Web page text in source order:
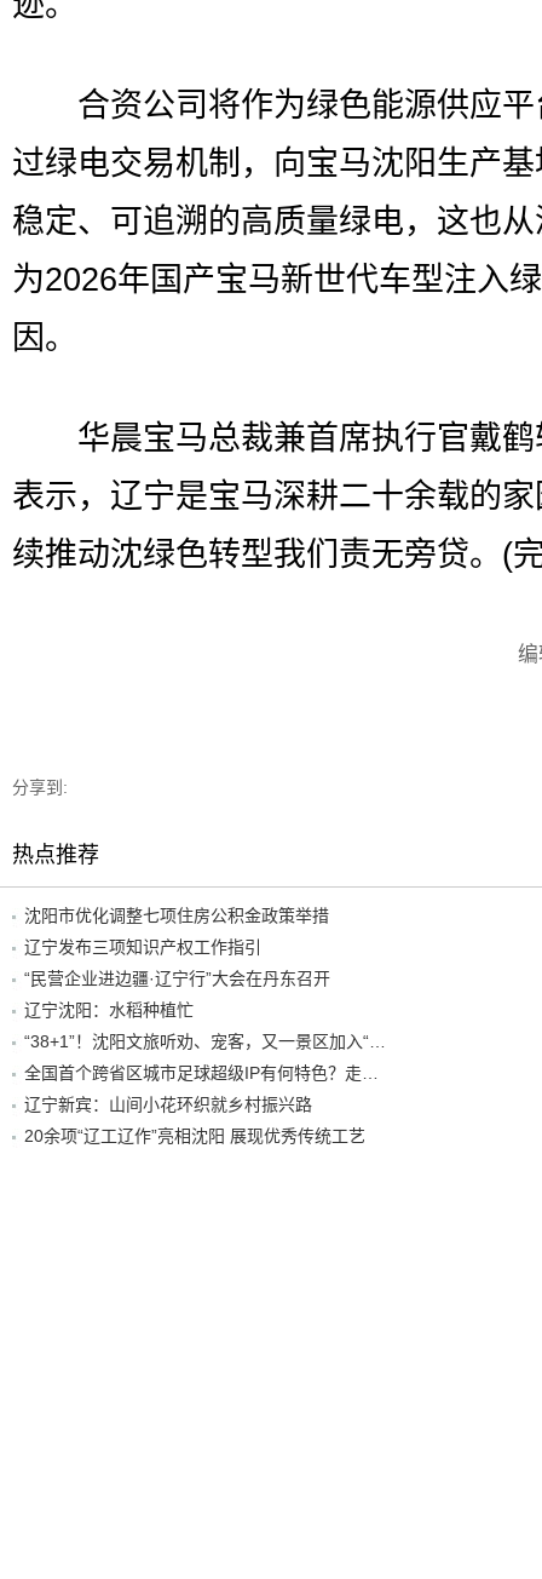
合资公司将作为绿色能源供应平
过绿电交易机制，向宝马沈阳生产
稳定、可追溯的高质量绿电，这也
为2026年国产宝马新世代车型注入
因。
华晨宝马总裁兼首席执行官戴鹤
表示，辽宁是宝马深耕二十余载的
续推动沈绿色转型我们责无旁贷。(
分享到:
热点推荐
沈阳市优化调整七项住房公积金政策举措
辽宁发布三项知识产权工作指引
“民营企业进边疆·辽宁行”大会在丹东召开
辽宁沈阳：水稻种植忙
辽宁新宾：山间小花环织就乡村振兴路
20余项“辽工辽作”亮相沈阳 展现优秀传统工艺